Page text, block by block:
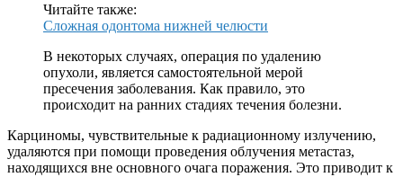
Читайте также:
Сложная одонтома нижней челюсти
В некоторых случаях, операция по удалению
опухоли, является самостоятельной мерой
пресечения заболевания. Как правило, это
происходит на ранних стадиях течения болезни.
Карциномы, чувствительные к радиационному излучению,
удаляются при помощи проведения облучения метастаз,
находящихся вне основного очага поражения. Это приводит к